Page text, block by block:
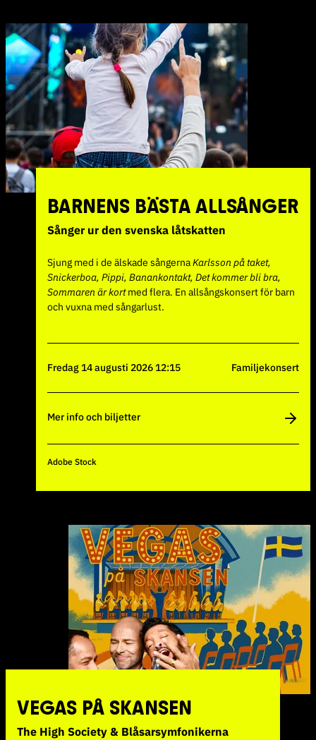
BARNENS BÄSTA ALLSÅNGER
Sånger ur den svenska låtskatten
Sjung med i de älskade sångernaKarlsson på taket,
Snickerboa, Pippi, Banankontakt, Det kommer bli bra,
Sommaren är kortmed flera. En allsångskonsert för barn
och vuxna med sångarlust.
fredag 14 augusti 2026 12:15 Familjekonsert
Mer info och biljetter
Adobe Stock
VEGAS PÅ SKANSEN
The High Society & Blåsarsymfonikerna